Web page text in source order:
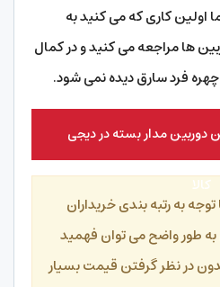
اولین کاری که می کنید به
ها مراجعه می کنید و در کمال
چهره فرد سارق دیده نمی شود.
مدار بسته در دیجی
کالا
به رتبه بندی خریداران
به طور واضح می توان فهمید
بدون در نظر گرفتن قیمت بسیار